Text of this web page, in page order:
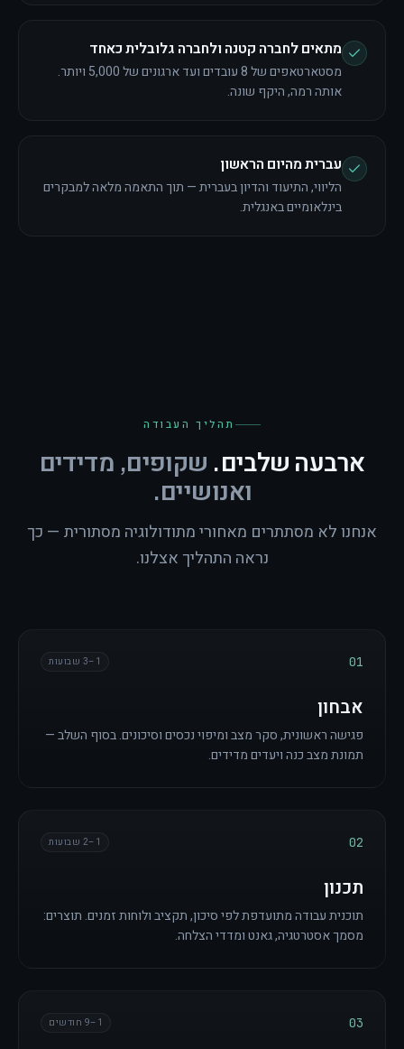
מתאים לחברה קטנה ולחברה גלובלית כאחד
מסטארטאפים של 8 עובדים ועד ארגונים של 5,000 ויותר.
אותה רמה, היקף שונה.
עברית מהיום הראשון
הליווי, התיעוד והדיון בעברית — תוך התאמה מלאה למבקרים
בינלאומיים באנגלית.
תהליך העבודה
ארבעה שלבים. שקופים, מדידים
ואנושיים.
אנחנו לא מסתתרים מאחורי מתודולוגיה מסתורית — כך
נראה התהליך אצלנו.
01 1–3 שבועות
אבחון
פגישה ראשונית, סקר מצב ומיפוי נכסים וסיכונים. בסוף השלב —
תמונת מצב כנה ויעדים מדידים.
02 1–2 שבועות
תכנון
תוכנית עבודה מתועדפת לפי סיכון, תקציב ולוחות זמנים. תוצרים:
מסמך אסטרטגיה, גאנט ומדדי הצלחה.
03 1–9 חודשים